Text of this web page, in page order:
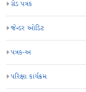
ગ્રેડ પત્રક
જેન્ડર ઓડિટ
પત્રક-અ
પરિક્ષા કાર્યક્રમ